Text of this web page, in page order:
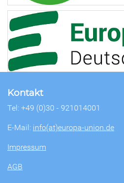
Kontakt
Tel: +49 (0)30 - 921014001
E-Mail: info(at)europa-union.de
Impressum
AGB